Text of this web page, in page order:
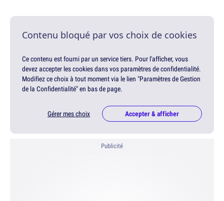
Contenu bloqué par vos choix de cookies
Ce contenu est fourni par un service tiers. Pour l'afficher, vous
devez accepter les cookies dans vos paramètres de confidentialité.
Modifiez ce choix à tout moment via le lien "Paramètres de Gestion
de la Confidentialité" en bas de page.
Gérer mes choix Accepter & afficher
Publicité